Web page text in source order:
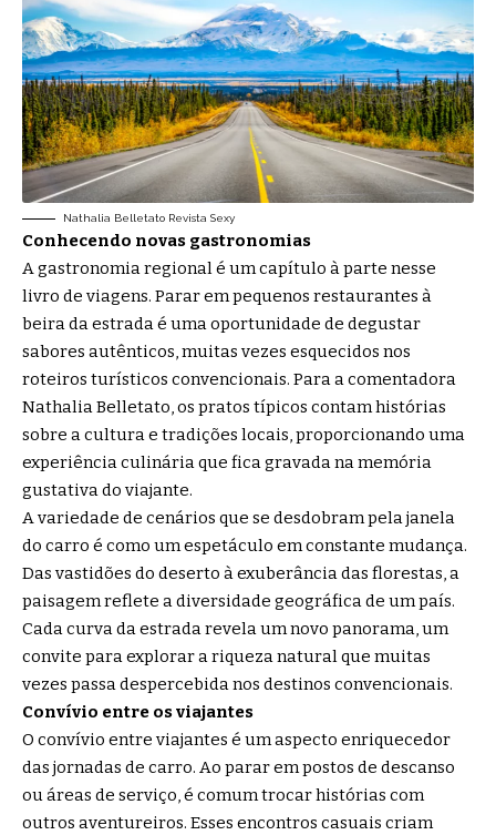
Nathalia Belletato Revista Sexy
Conhecendo novas gastronomias
A gastronomia regional é um capítulo à parte nesse
livro de viagens. Parar em pequenos restaurantes à
beira da estrada é uma oportunidade de degustar
sabores autênticos, muitas vezes esquecidos nos
roteiros turísticos convencionais. Para a comentadora
Nathalia Belletato, os pratos típicos contam histórias
sobre a cultura e tradições locais, proporcionando uma
experiência culinária que fica gravada na memória
gustativa do viajante.
A variedade de cenários que se desdobram pela janela
do carro é como um espetáculo em constante mudança.
Das vastidões do deserto à exuberância das florestas, a
paisagem reflete a diversidade geográfica de um país.
Cada curva da estrada revela um novo panorama, um
convite para explorar a riqueza natural que muitas
vezes passa despercebida nos destinos convencionais.
Convívio entre os viajantes
O convívio entre viajantes é um aspecto enriquecedor
das jornadas de carro. Ao parar em postos de descanso
ou áreas de serviço, é comum trocar histórias com
outros aventureiros. Esses encontros casuais criam